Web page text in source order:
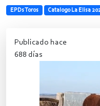
EPDs Toros Catalogo La Elisa
Publicado hace
688 días